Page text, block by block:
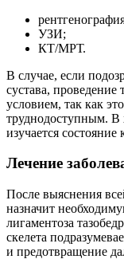
УЗИ;
КТ/МРТ.
В случае, если
сустава, проведение
условием, так как
труднодоступным. В
изучается
Лечение
После выяснения
назначит
лигаментоза
скелета
и предотвращение